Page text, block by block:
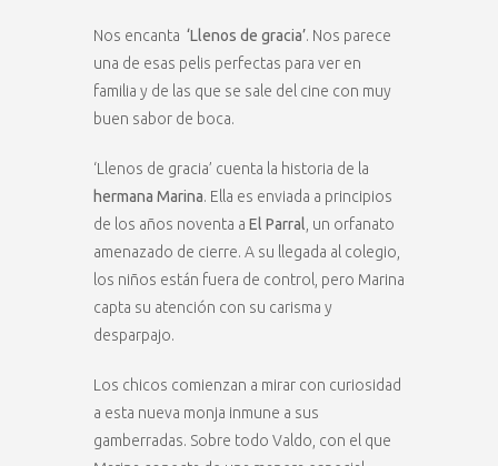
Nos encanta ‘Llenos de gracia’. Nos parece
una de esas pelis perfectas para ver en
familia y de las que se sale del cine con muy
buen sabor de boca.
‘Llenos de gracia’ cuenta la historia de la
hermana Marina. Ella es enviada a principios
de los años noventa a El Parral , un orfanato
amenazado de cierre. A su llegada al colegio,
los niños están fuera de control, pero Marina
capta su atención con su carisma y
desparpajo.
Los chicos comienzan a mirar con curiosidad
a esta nueva monja inmune a sus
gamberradas. Sobre todo Valdo, con el que